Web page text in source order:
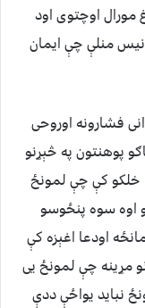
اوچتوی اود
منلې چې ایمان
فشارونه اوروحی
پوهنتون په څېړنو
کې چې لمونځ
نورو اوه سوه پنځوسو
اودعا اغېزه کې
مړینه چې لمونځ یی
نباید یواځې ددې